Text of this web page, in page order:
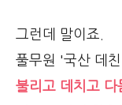
그런데 말이죠.
풀무원 '국산 데
불리고 데치고 다